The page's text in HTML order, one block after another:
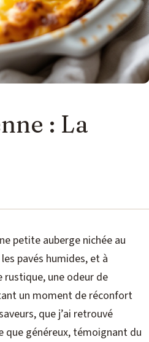
: La
petite auberge nichée au
pavés humides, et à
rustique, une odeur de
un moment de réconfort
que j’ai retrouvé
que généreux, témoignant du